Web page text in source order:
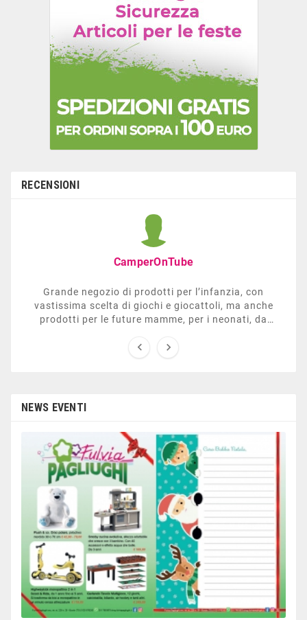
RECENSIONI
CamperOnTube
Grande negozio di prodotti per l’infanzia, con
vastissima scelta di giochi e giocattoli, ma anche
prodotti per le future mamme, per i neonati, da
sezione dedicata all’arredo giardino, giochi all’aperto,
 
NEWS EVENTI